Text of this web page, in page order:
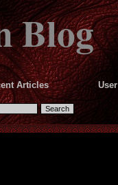
Blog
Articles User